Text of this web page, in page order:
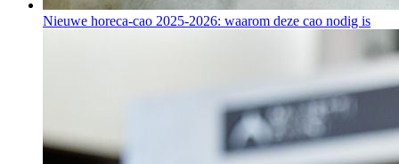
Nieuwe horeca-cao 2025-2026: waarom deze cao nodig is